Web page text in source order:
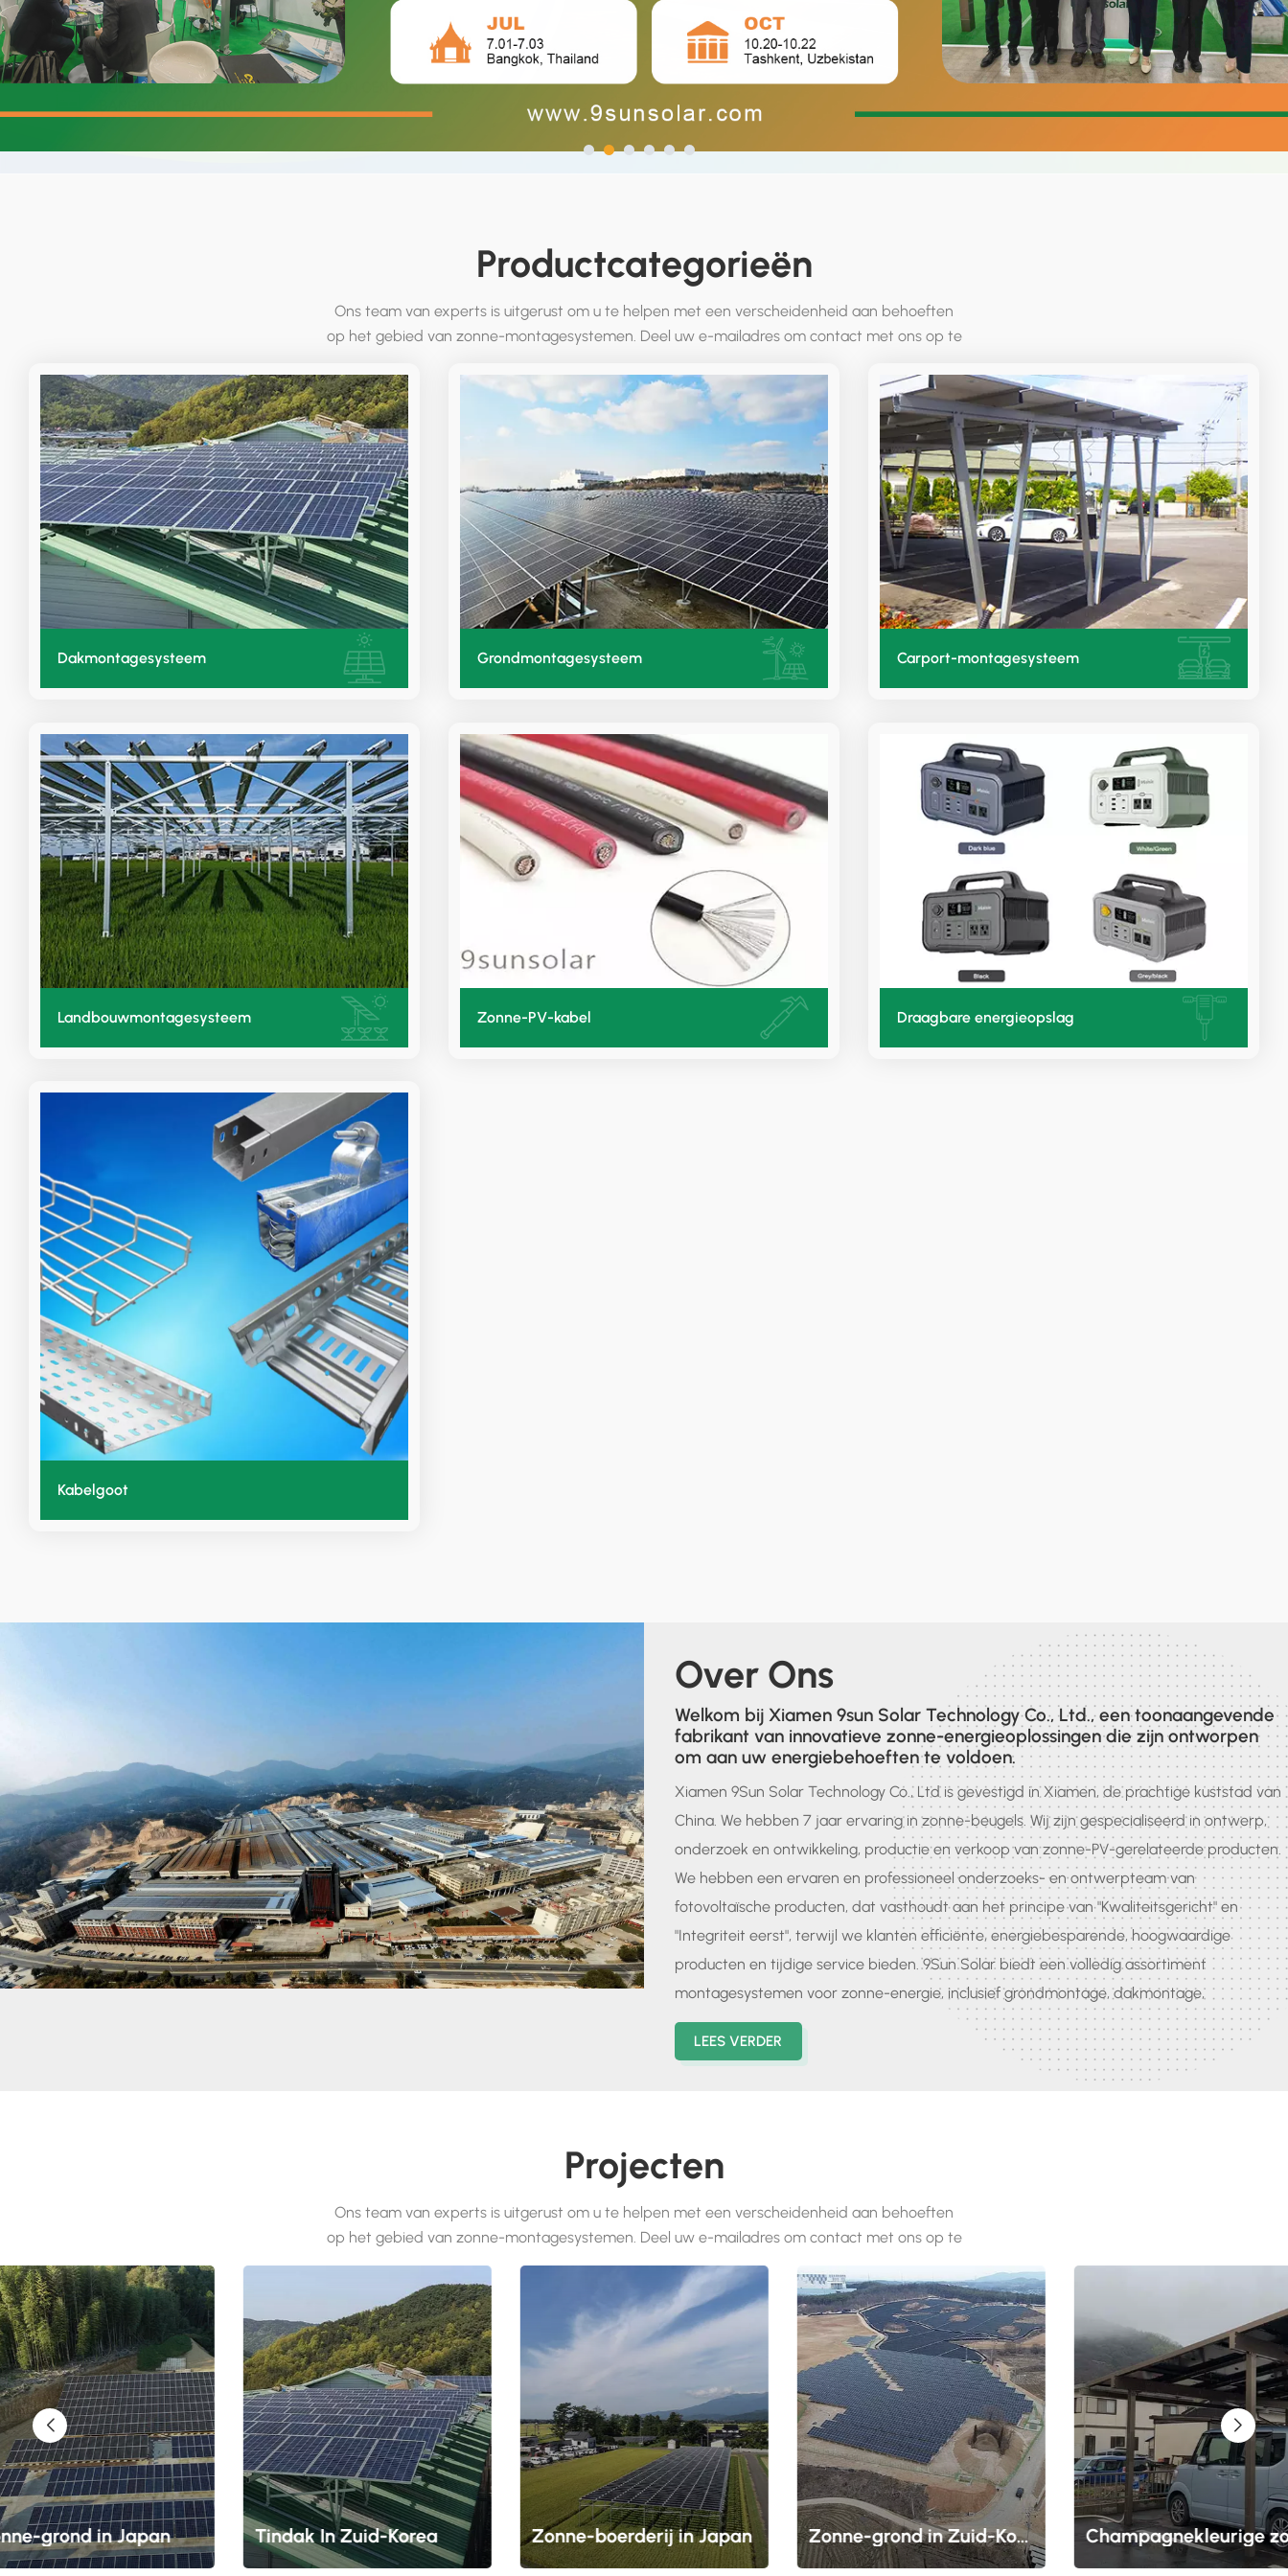
العربية
日本語
Productcategorieën
Ons team van experts is uitgerust om u te helpen met een verscheidenheid aan behoeften
op het gebied van zonne-montagesystemen. Deel uw e-mailadres om contact met ons op te
Dakmontagesysteem Grondmontagesysteem Carport-montagesysteem
Landbouwmontagesysteem Zonne-PV-kabel Draagbare energieopslag
Kabelgoot
Over Ons
Welkom bij Xiamen 9sun Solar Technology Co., Ltd., een toonaangevende
fabrikant van innovatieve zonne-energieoplossingen die zijn ontworpen
om aan uw energiebehoeften te voldoen.
Xiamen 9Sun Solar Technology Co., Ltd is gevestigd in Xiamen, de prachtige kuststad van
China. We hebben 7 jaar ervaring in zonne-beugels. Wij zijn gespecialiseerd in ontwerp,
onderzoek en ontwikkeling, productie en verkoop van zonne-PV-gerelateerde producten.
We hebben een ervaren en professioneel onderzoeks- en ontwerpteam van
fotovoltaïsche producten, dat vasthoudt aan het principe van "Kwaliteitsgericht" en
"Integriteit eerst", terwijl we klanten efficiënte, energiebesparende, hoogwaardige
producten en tijdige service bieden. 9Sun Solar biedt een volledig assortiment
montagesystemen voor zonne-energie, inclusief grondmontage, dakmontage,
boerderijmontage, carportmontagesysteem, zwevende montage, aardschroef op zonne-
energie, enzovoort.Onze eigen fabriek bevindt zich in Quanzhou, Fujian, met een
internationaal geavanceerde assemblagelijn en een jaarlijkse productiecapaciteit van
en een van de weinige zeven National Standard Construction en Aluminium Profile Test-
onderneming in het State Torch Plan Onze producten zijn strikt gecertificeerd volgens
GB/T 5237, Japan (JIS), Amerika (AA) en de normen van andere landen, en genieten van
een goede reputatie van over de hele wereld. Onze fabriek, Fujian Minfa Aluminium INC., is
een beursgenoteerd MKB-bestuur van de Shenzhen Stock Exchange (voorraadcode:
002578). Het is een van de Chinese innoverende fabrikanten die hebben bijgedragen aan
de basis en creatie van de volgende internationale/Chinese nationale normen:GB/T 5237
(gesmeed aluminium geëxtrudeerde profielen voor architectuur)GB/T 6892 (gesmeed
aluminiumlegeringen geëxtrudeerde profielen voor de industrie)Internationale norm ISO
28340 (complexfilm van gesmeed aluminium en aluminiumlegeringen)De belangrijkste
oppervlaktebehandelingsmethoden van aluminium zijn geanodiseerd, gekleurd,
elektroforetisch gecoat, gepoedercoat, PVDF-gecoat, thermische onderbrekingswarmte-
isolatie, houtpatroontransferprinten, hoogwaardig borstelen, polijsten en verven,
staalstralen enzovoort. Producten hebben grote en middelgrote steden in het hele land
LEES VERDER
Projecten
Ons team van experts is uitgerust om u te helpen met een verscheidenheid aan behoeften
op het gebied van zonne-montagesystemen. Deel uw e-mailadres om contact met ons op te
nemen.
grond in Japan
grondmontagesysteem op
Tindak In Zuid-Korea
Een montagesysteem voor tinnen
Zonne-boerderij in Japan
Een montagesysteem voor zonne-
Zonne-grond in Zuid-Korea
Een grondmontagesysteem op
Zonne-carportsysteem dat in